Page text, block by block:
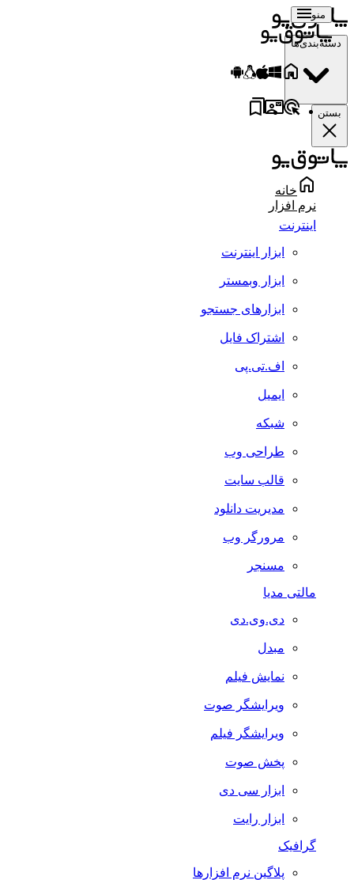
منو
دسته‌بندی‌ها
بستن
خانه
نرم افزار
اینترنت
ابزار اینترنت
ابزار وبمستر
ابزارهای جستجو
اشتراک فایل
اف.تی.پی
ایمیل
شبکه
طراحی وب
قالب سایت
مدیریت دانلود
مرورگر وب
مسنجر
مالتی مدیا
دی.وی.دی
مبدل
نمایش فیلم
ویرایشگر صوت
ویرایشگر فیلم
پخش صوت
ابزار سی دی
ابزار رایت
گرافیک
پلاگین نرم افزارها